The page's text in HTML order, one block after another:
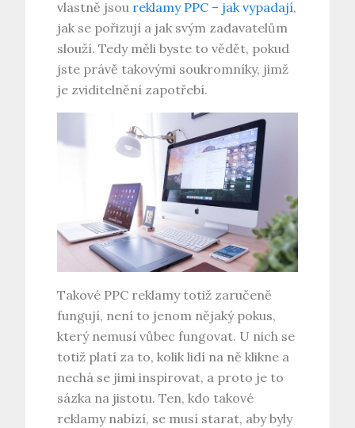
vlastně jsou reklamy PPC – jak vypadají,
jak se pořizují a jak svým zadavatelům
slouží. Tedy měli byste to vědět, pokud
jste právě takovými soukromníky, jimž
je zviditelnění zapotřebí.
Takové PPC reklamy totiž zaručeně
fungují, není to jenom nějaký pokus,
který nemusí vůbec fungovat. U nich se
totiž platí za to, kolik lidí na ně klikne a
nechá se jimi inspirovat, a proto je to
sázka na jistotu. Ten, kdo takové
reklamy nabízí, se musí starat, aby byly